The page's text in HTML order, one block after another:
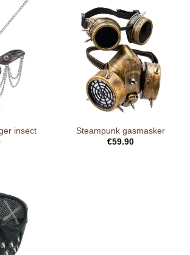
insect
Steampunk gasmasker
€59.90